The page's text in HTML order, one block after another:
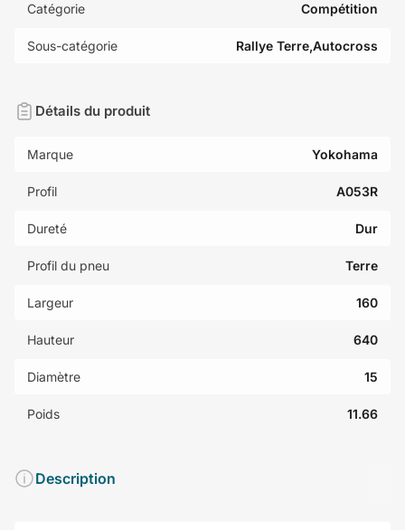
Catégorie Compétition
Sous-catégorie Rallye Terre,Autocross
Détails du produit
Marque Yokohama
Profil A053R
Dureté Dur
Profil du pneu Terre
Largeur 160
Hauteur 640
Diamètre 15
Poids 11.66
Description